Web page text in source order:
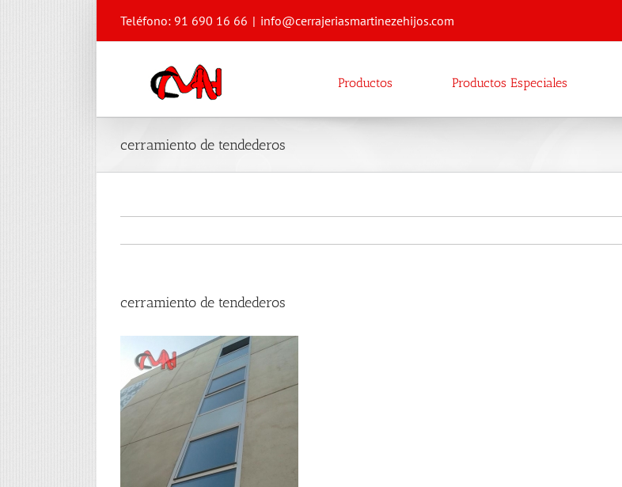
Teléfono: 91 690 16 66 | info@cerrajeriasmartinezehijos.com
Productos Productos Especiales
cerramiento de tendederos
cerramiento de tendederos